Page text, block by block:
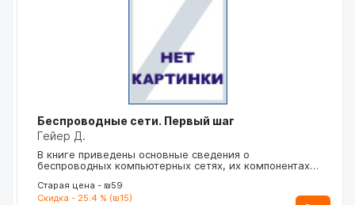
Беспроводные сети. Первый шаг
Гейер Д.
В книге приведены основные сведения о
беспроводных компьютерных сетях, их компонентах…
Старая цена - ₪59
Скидка - 25.4 % (₪15)